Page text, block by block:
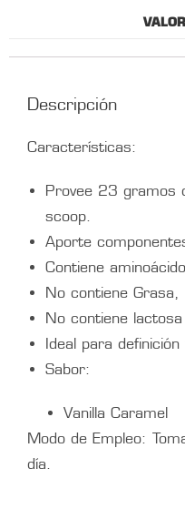
Descripción
Características:
Provee 23 gramos
scoop.
Aporte
Contiene
No contiene
No contiene
Ideal para
Sabor:
Vanilla Caramel
Modo de Empleo:
día.